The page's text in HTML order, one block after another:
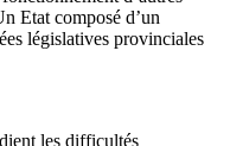
Etat composé d’un
législatives provinciales
les difficultés